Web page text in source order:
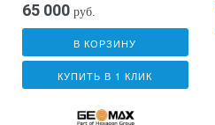
65 000 руб.
В КОРЗИНУ
КУПИТЬ В 1 КЛИК